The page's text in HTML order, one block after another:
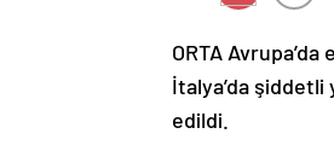
ORTA
İtalya’da
edildi.